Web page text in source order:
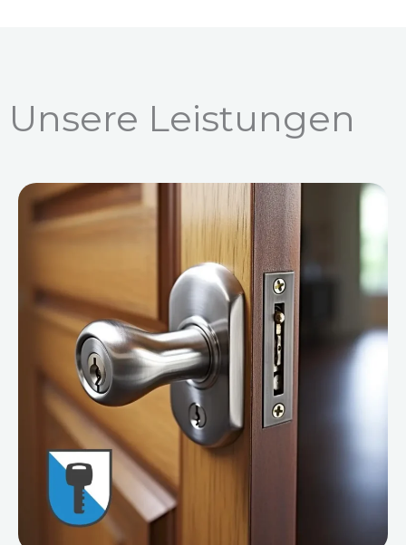
Unsere Leistungen